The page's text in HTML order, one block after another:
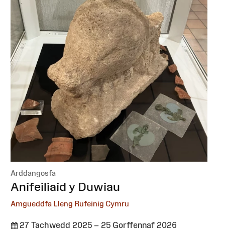
Arddangosfa
:Anifeiliaid y Duwiau
Amgueddfa Lleng Rufeinig Cymru
27 Tachwedd 2025 – 25 Gorffennaf 2026